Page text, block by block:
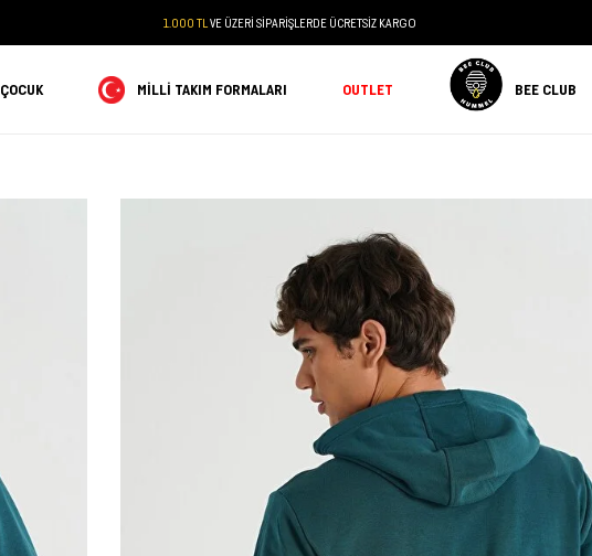
1.000 TL VE ÜZERİ SİPARİŞLERDE ÜCRETSİZ KARGO
ÇOCUK MILLI TAKIM FORMALARI OUTLET BEE CLUB